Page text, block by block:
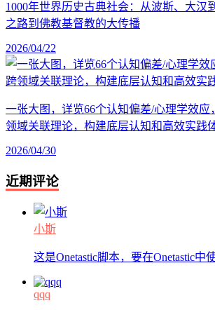
1000年世界历史古典社会：从波斯、大汉
之路到佛教基督教的大传播
2026/04/22
一张大图，详览66个认知偏差/心理学效应
领域关联理论，构建底层认知和高效实践
2026/04/30
近期评论
小斯
这是Onetastic脚本，要在Onetastic中
qqq